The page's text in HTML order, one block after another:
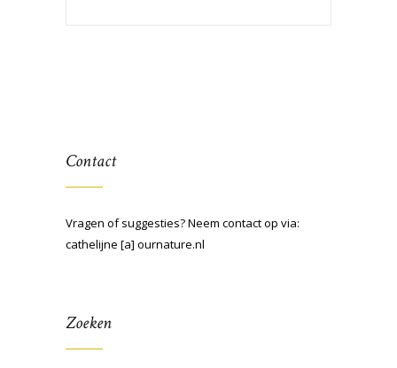
Contact
Vragen of suggesties? Neem contact op via:
cathelijne [a] ournature.nl
Zoeken